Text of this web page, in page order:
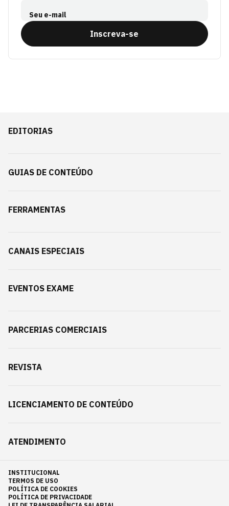
Seu e-mail
Inscreva-se
EDITORIAS
GUIAS DE CONTEÚDO
FERRAMENTAS
CANAIS ESPECIAIS
EVENTOS EXAME
PARCERIAS COMERCIAIS
REVISTA
LICENCIAMENTO DE CONTEÚDO
ATENDIMENTO
INSTITUCIONAL
TERMOS DE USO
POLÍTICA DE COOKIES
POLÍTICA DE PRIVACIDADE